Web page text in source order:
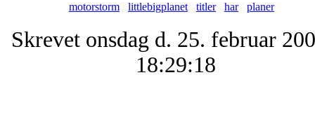
motorstorm littlebigplanet titler har planer
Skrevet onsdag d. 25. februar
18:29:18